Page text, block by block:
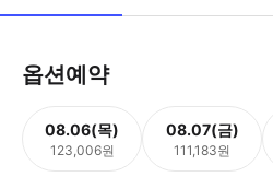
옵션예약
08.06(목)
123,006원
08.07(금)
111,183원